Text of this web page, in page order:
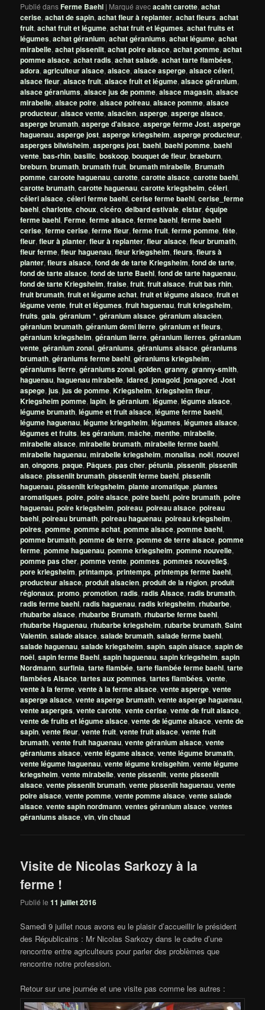
Publié dansFerme Baehl | Marqué avecacaht carotte,achat
cerise,achat de sapin,achat fleur à replanter,achat fleurs,achat
fruit,achat fruit et légume,achat fruit et légumes,achat fruits et
légumes,achat géranium,achat géraniums,achat légume,achat
mirabelle,achat pissenlit,achat poire alsace,achat pomme,achat
pomme alsace,achat radis,achat salade,achat tarte flambées,
adora,agriculteur alsace,alsace,alsace asperge,alsace céleri,
alsace fleur,alsace fruit,alsace fruit et légume,alsace géranium,
alsace géraniums,alsace jus de pomme,alsace magasin,alsace
mirabelle,alsace poire,alsace poireau,alsace pomme,alsace
producteur,alsace vente,alsacien,asperge,asperge alsace,
asperge brumath,asperge d'alsace,asperge ferme Jost,asperge
haguenau,asperge jost,asperge kriegsheim,asperge producteur,
asperges bilwisheim,asperges jost,baehl,baehl pomme,baehl
vente,bas-rhin,basilic,boskoop,bouquet de fleur,braeburn,
breburn,brumath,brumath fruit,brumath mirabelle, Brumath
pomme,caroote haguenau,carotte,carotte alsace,carotte baehl,
carotte brumath,carotte haguenau,carotte kriegsheim,céleri,
céleri alsace,céleri ferme baehl,cerise ferme baehl,cerise_ferme
baehl,charlotte,choux,cicéro,delbard estivale,elstar,équipe
ferme baehl,Ferme,ferme alsace,ferme baehl,ferme baehl
cerise,ferme cerise,ferme fleur,ferme fruit,ferme pomme,fête,
fleur,fleur à planter,fleur à replanter,fleur alsace,fleur brumath,
fleur ferme,fleur haguenau,fleur kriegsheim,fleurs,fleurs à
planter,fleurs alsace,fond de de tarte Kriegsheim,fond de tarte,
fond de tarte alsace,fond de tarte Baehl,fond de tarte haguenau,
fond de tarte Kriegsheim,fraise,fruit,fruit alsace,fruit bas rhin,
fruit brumath,fruit et légume achat,fruit et légume alsace,fruit et
légume vente,fruit et légumes,fruit haguenau,fruit kriegsheim,
fruits,gala,géranium *,géranium alsace,géranium alsacien,
géranium brumath,géranium demi lierre,géranium et fleurs,
géranium kriegsheim,géranium lierre,géranium lierres,géranium
vente,géranium zonal,géraniums,géraniums alsace,géraniums
brumath,géraniums ferme baehl,géraniums kriegsheim,
géraniums lierre,géraniums zonal,golden,granny,granny-smith,
haguenau,haguenau mirabelle,idared,jonagold,jonagored,Jost
aspege,jus,jus de pomme,Kriegsheim,kriegsheim fleur,
Kriegsheim pomme,lapin,le géranium,légume,légume alsace,
légume brumath,légume et fruit alsace,légume ferme baehl,
légume haguenau,légume kriegsheim,légumes,légumes alsace,
légumes et fruits,les géranium,mâche,menthe,mirabelle,
mirabelle alsace,mirabelle brumath,mirabelle ferme baehl,
mirabelle haguenau,mirabelle kriegsheim,monalisa,noël,nouvel
an,oingons,paque, Pâques,pas cher,pétunia,pissenlit,pissenlit
alsace,pissenlit brumath,pissenlit ferme baehl,pissenlit
haguenau,pissenlit kriegsheim,plante aromatique,plantes
aromatiques,poire,poire alsace,poire baehl,poire brumath,poire
haguenau,poire kriegsheim,poireau,poireau alsace,poireau
baehl,poireau brumath,poireau haguenau,poireau kriegsheim,
poires,pomme,pomme achat,pomme alsace,pomme baehl,
pomme brumath,pomme de terre,pomme de terre alsace,pomme
ferme,pomme haguenau,pomme kriegsheim,pomme nouvelle,
pomme pas cher,pomme vente,pommes,pommes nouvelle$,
pore kriegsheim,printamps,printemps,printemps ferme baehl,
producteur alsace,produit alsacien,produit de la région,produit
régionaux,promo,promotion,radis,radis Alsace,radis brumath,
radis ferme baehl,radis haguenau,radis kriegsheim,rhubarbe,
rhubarbe alsace,rhubarbe Brumath,rhubarbe ferme baehl,
rhubarbe Haguenau,rhubarbe kriegsheim,rubarbe brumath,Saint
Valentin,salade alsace,salade brumath,salade ferme baehl,
salade haguenau,salade kriegsheim,sapin,sapin alsace,sapin de
noêl,sapin ferme Baehl,sapin haguenau,sapin kriegsheim,sapin
Nordmann,surfinia,tarte flambée,tarte flambée ferme baehl,tarte
flambées Alsace,tartes aux pommes,tartes flambées,vente,
vente à la ferme,vente à la ferme alsace,vente asperge,vente
asperge alsace,vente asperge brumath,vente asperge haguenau,
vente asperges,vente carotte,vente cerise,vente de fruit alsace,
vente de fruits et légume alsace,vente de légume alsace,vente de
sapin,vente fleur,vente fruit,vente fruit alsace,vente fruit
brumath,vente fruit haguenau,vente géranium alsace,vente
géraniums alsace,vente légume alsace,vente légume brumath,
vente légume haguenau,vente légume kreisgehim,vente légume
kriegsheim,vente mirabelle,vente pissenlit,vente pissenlit
alsace,vente pissenlit brumath,vente pissenlit haguenau,vente
poire alsace,vente pomme,vente pomme alsace,vente salade
alsace,vente sapin nordmann,ventes géranium alsace,ventes
géraniums alsace,vin,vin chaud
Visite de Nicolas Sarkozy à la
ferme !
Publié le11 juillet 2016
Samedi 9 juillet nous avons eu le plaisir d’accueillir le président
des Républicains : Mr Nicolas Sarkozy dans le cadre d’une
rencontre entre agriculteurs pour parler des problèmes que
rencontre notre profession.
Retour sur une journée et une visite pas comme les autres :